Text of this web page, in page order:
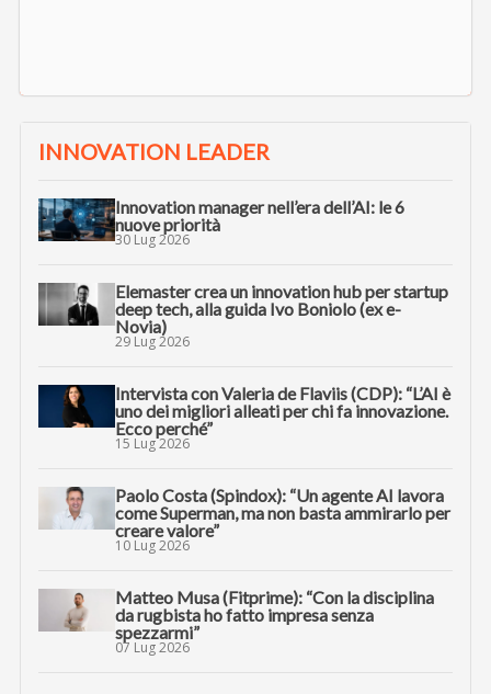
INNOVATION LEADER
Innovation manager nell’era dell’AI: le 6
nuove priorità
30 Lug 2026
Elemaster crea un innovation hub per startup
deep tech, alla guida Ivo Boniolo (ex e-
Novia)
29 Lug 2026
Intervista con Valeria de Flaviis (CDP): “L’AI è
uno dei migliori alleati per chi fa innovazione.
Ecco perché”
15 Lug 2026
Paolo Costa (Spindox): “Un agente AI lavora
come Superman, ma non basta ammirarlo per
creare valore”
10 Lug 2026
Matteo Musa (Fitprime): “Con la disciplina
da rugbista ho fatto impresa senza
spezzarmi”
07 Lug 2026